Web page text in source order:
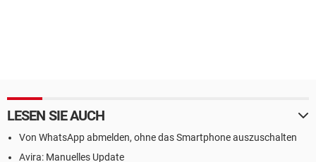
LESEN SIE AUCH
Von WhatsApp abmelden, ohne das Smartphone auszuschalten
Avira: Manuelles Update